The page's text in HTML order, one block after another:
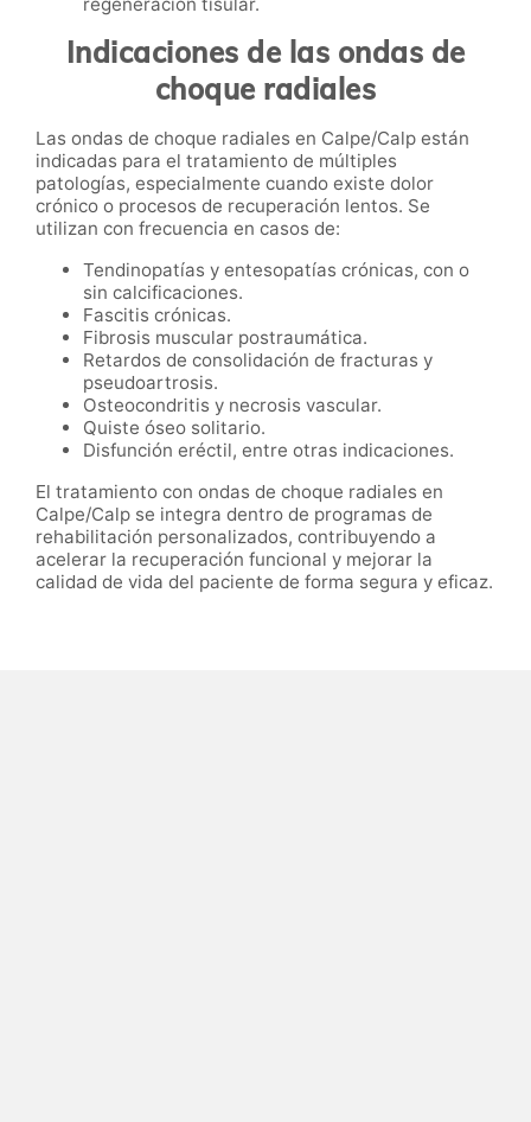
regeneración tisular.
Indicaciones de las ondas de
choque radiales
Las ondas de choque radiales en Calpe/Calp están
indicadas para el tratamiento de múltiples
patologías, especialmente cuando existe dolor
crónico o procesos de recuperación lentos. Se
utilizan con frecuencia en casos de:
Tendinopatías y entesopatías crónicas, con o
sin calcificaciones.
Fascitis crónicas.
Fibrosis muscular postraumática.
Retardos de consolidación de fracturas y
pseudoartrosis.
Osteocondritis y necrosis vascular.
Quiste óseo solitario.
Disfunción eréctil, entre otras indicaciones.
El tratamiento con ondas de choque radiales en
Calpe/Calp se integra dentro de programas de
rehabilitación personalizados, contribuyendo a
acelerar la recuperación funcional y mejorar la
calidad de vida del paciente de forma segura y eficaz.